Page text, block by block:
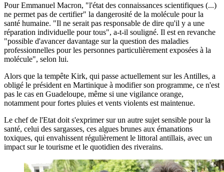
Pour Emmanuel Macron, "l'état des connaissances scientifiques (...)
ne permet pas de certifier" la dangerosité de la molécule pour la
santé humaine. "Il ne serait pas responsable de dire qu'il y a une
réparation individuelle pour tous", a-t-il souligné. Il est en revanche
"possible d'avancer davantage sur la question des maladies
professionnelles pour les personnes particulièrement exposées à la
molécule", selon lui.
Alors que la tempête Kirk, qui passe actuellement sur les Antilles, a
obligé le président en Martinique à modifier son programme, ce n'est
pas le cas en Guadeloupe, même si une vigilance orange,
notamment pour fortes pluies et vents violents est maintenue.
Le chef de l'Etat doit s'exprimer sur un autre sujet sensible pour la
santé, celui des sargasses, ces algues brunes aux émanations
toxiques, qui envahissent régulièrement le littoral antillais, avec un
impact sur le tourisme et le quotidien des riverains.